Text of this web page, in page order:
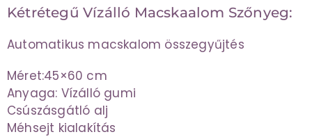
Kétrétegű Vízálló Macskaalom Szőnyeg:
Automatikus macskalom összegyűjtés
Méret:45×60 cm
Anyaga: Vízálló gumi
Csúszásgátló alj
Méhsejt kialakítás